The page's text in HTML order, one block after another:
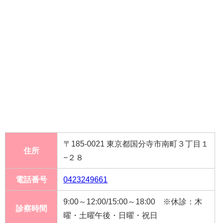
住所
〒185-0021 東京都国分寺市南町３丁目１
−２８
電話番号 0423249661
診察時間
9:00～12:00/15:00～18:00 ※休診：木
曜・土曜午後・日曜・祝日